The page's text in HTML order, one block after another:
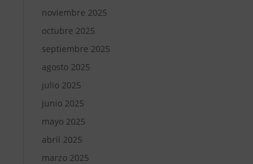
noviembre 2025
octubre 2025
septiembre 2025
agosto 2025
julio 2025
junio 2025
mayo 2025
abril 2025
marzo 2025